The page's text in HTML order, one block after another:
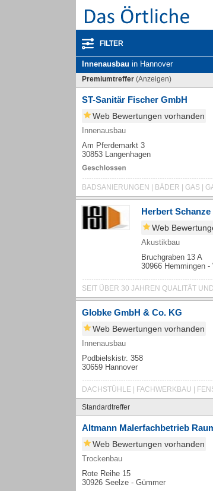
FILTER
Innenausbau in Hannover
Premiumtreffer (Anzeigen)
ST-Sanitär Fischer GmbH
Web Bewertungen vorhanden
Innenausbau
Am Pferdemarkt 3
30853 Langenhagen
Herbert Schanze
Web
Akustikbau
Bruchgraben 13 A
30966 Hemmingen -
Globke GmbH & Co. KG
Web Bewertungen vorhanden
Innenausbau
Podbielskistr. 358
30659 Hannover
Standardtreffer
Altmann Malerfachbetrieb
Web Bewertungen vorhanden
Trockenbau
Rote Reihe 15
30926 Seelze - Gümmer